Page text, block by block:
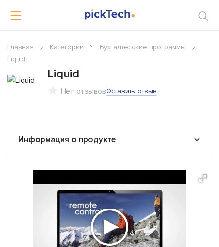
Главная Категории
Бухгалтерские программы
Liquid
Liquid
Нет отзывовОставить отзыв
Информация о продукте
Сравнения
Отзывы